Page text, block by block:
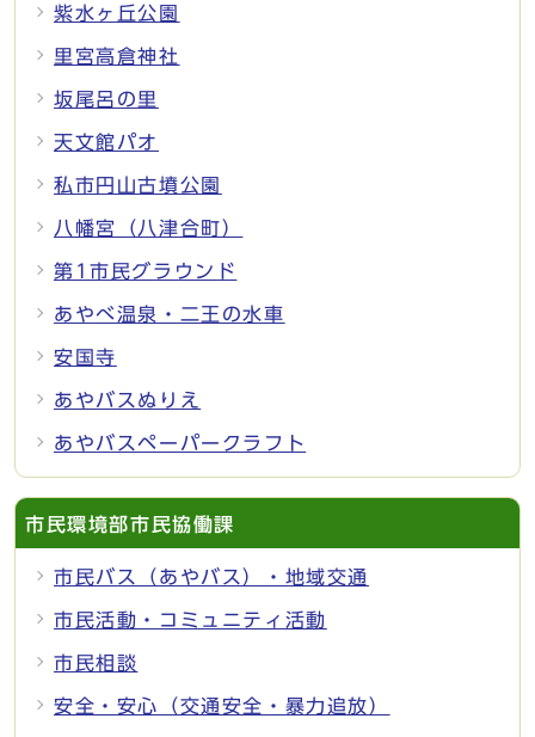
紫水ヶ丘公園
里宮高倉神社
坂尾呂の里
天文館パオ
私市円山古墳公園
八幡宮（八津合町）
第1市民グラウンド
あやべ温泉・二王の水車
安国寺
あやバスぬりえ
あやバスペーパークラフト
市民環境部市民協働課
市民バス（あやバス）・地域交通
市民活動・コミュニティ活動
市民相談
安全・安心（交通安全・暴力追放）